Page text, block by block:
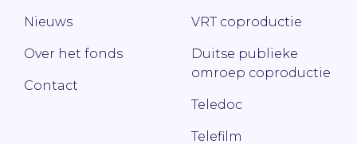
Nieuws
Over het fonds
Contact
VRT coproductie
Duitse publieke
omroep coproductie
Teledoc
Telefilm